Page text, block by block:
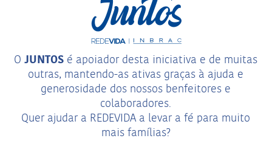
OJUNTOS é apoiador desta iniciativa e de muitas
outras, mantendo-as ativas graças à ajuda e
generosidade dos nossos benfeitores e
colaboradores.
Quer ajudar a REDEVIDA a levar a fé para muito
mais famílias?